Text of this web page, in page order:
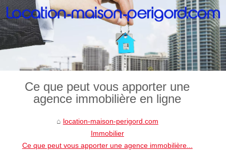
Ce que peut vous apporter une
agence immobilière en ligne
location-maison-perigord.com
Immobilier
Ce que peut vous apporter une agence immobilière...